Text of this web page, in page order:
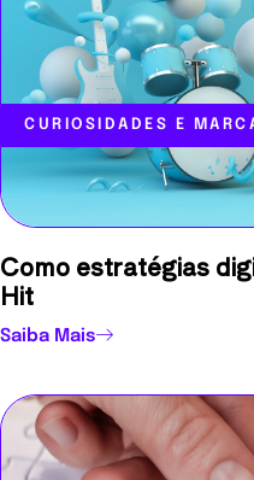
CURIOSIDADES E
Como estratégias
Hit
Saiba Mais